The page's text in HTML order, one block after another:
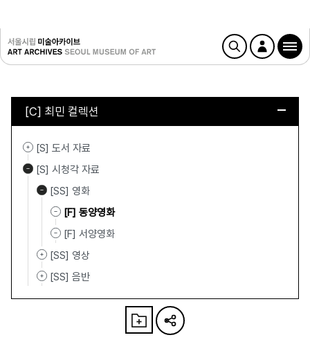
[C] 최민 컬렉션
[S] 도서 자료
[S] 시청각 자료
[SS] 영화
[F] 동양영화
[F] 서양영화
[SS] 영상
[SS] 음반